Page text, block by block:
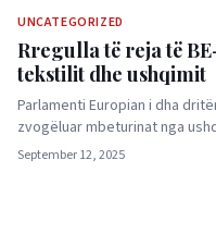
UNCATEGORIZED
Rregulla të reja të
tekstilit dhe ushqimit
Parlamenti Europian i dha
zvogëluar mbeturinat nga
September 12, 2025